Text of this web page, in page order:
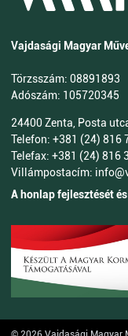
Vajdasági Magyar
Törzsszám: 08891893
Adószám: 105720345
24400 Zenta, Posta
Telefon: +381 (24) 816
Telefax: +381 (24) 816
Villámpostacím:
A honlap fejlesztését